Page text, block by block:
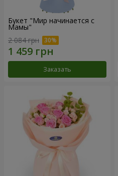
Букет "Мир начинается с
Мамы"
2 084 грн
Заказать